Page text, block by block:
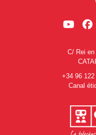
C/ Rei
+34 96 122
Canal